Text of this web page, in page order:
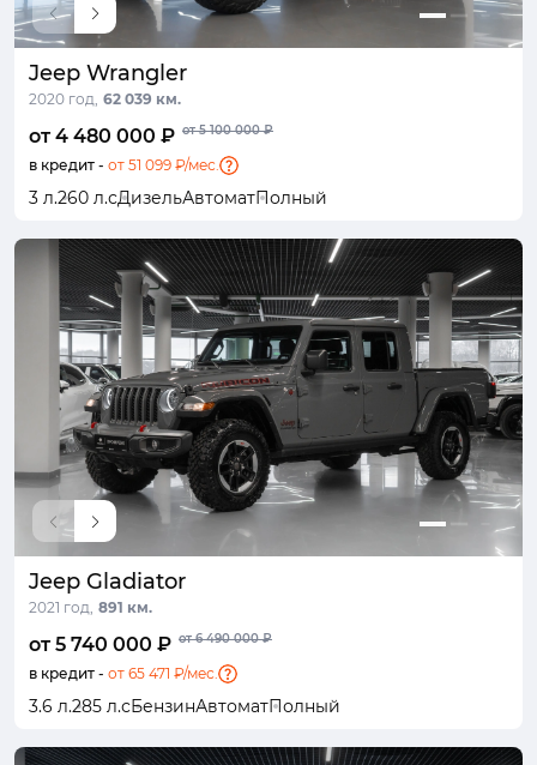
Wey
Jeep Wrangler
2020 год, 62 039 км.
от 4 480 000 ₽ от 5 100 000 ₽
в кредит - от 51 099 ₽/мес.
3 л.260 л.сДизельАвтоматПолный
Jeep Gladiator
2021 год, 891 км.
от 5 740 000 ₽ от 6 490 000 ₽
в кредит - от 65 471 ₽/мес.
3.6 л.285 л.сБензинАвтоматПолный